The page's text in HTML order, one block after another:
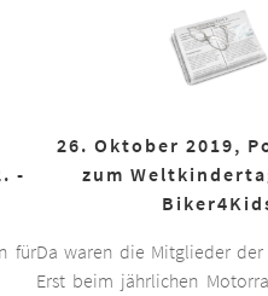
-
für
26. Oktober 2019,
zum
Da waren die Mitglieder
Erst beim jährlichen